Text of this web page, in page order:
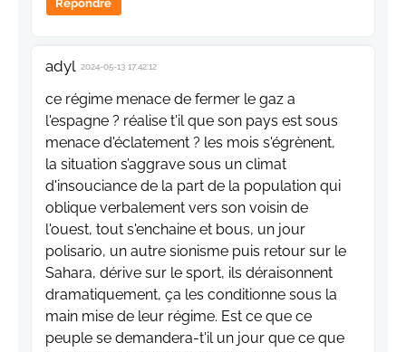
Répondre
adyl 2024-05-13 17:42:12
ce régime menace de fermer le gaz a
l'espagne ? réalise t'il que son pays est sous
menace d'éclatement ? les mois s'égrènent,
la situation s’aggrave sous un climat
d'insouciance de la part de la population qui
oblique verbalement vers son voisin de
l'ouest, tout s'enchaine et bous, un jour
polisario, un autre sionisme puis retour sur le
Sahara, dérive sur le sport, ils déraisonnent
dramatiquement, ça les conditionne sous la
main mise de leur régime. Est ce que ce
peuple se demandera-t'il un jour que ce que